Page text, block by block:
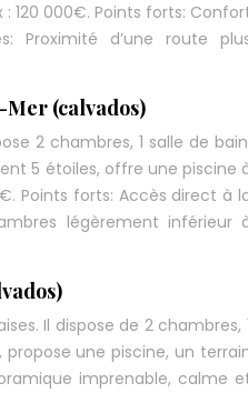
120 000€. Points forts:
Proximité d’une route
(calvados)
2 chambres, 1 salle de
5 étoiles, offre une piscine
Points forts: Accès direct à
légèrement inférieur
Il dispose de 2 chambres,
une piscine, un
imprenable, calme